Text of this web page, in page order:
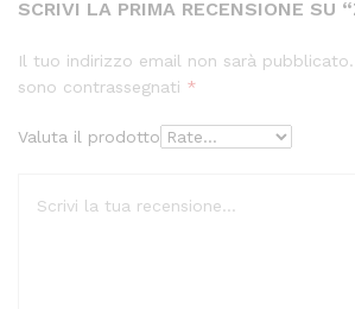
SCRIVI LA PRIMA RECENSIONE SU
Il tuo indirizzo email non sarà pubblicato.
sono contrassegnati *
Valuta il prodotto